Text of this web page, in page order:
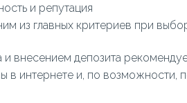
и репутация
из главных критериев при
внесением депозита
в интернете и, по возможности,